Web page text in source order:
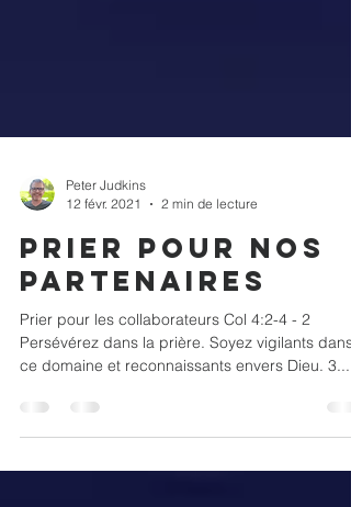
12 févr. 2021
2 min de lecture
Prier pour nos
partenaires
Prier pour les collaborateurs Col 4:2-4 - 2
ce domaine et reconnaissants envers Dieu. 3...